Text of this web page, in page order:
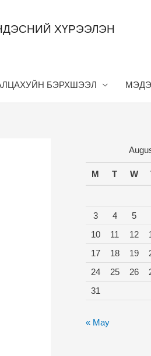
ХҮРЭЭЛЭН
БЭРХШЭЭЛ
M T W
3
4 5
10
11 12
17
18 19
24
25 26
31
« May